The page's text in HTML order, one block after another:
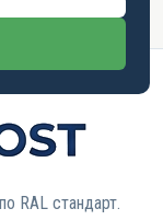
RAL стандарт.